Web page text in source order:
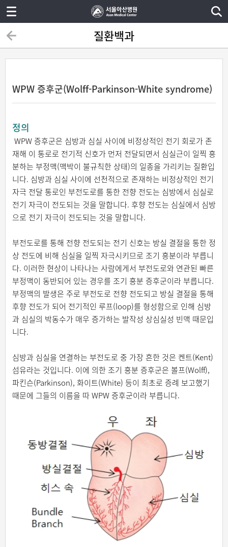
질환백과
WPW 증후군(Wolff-Parkinson-White syndrome)
정의
WPW 증후군은 심방과 심실 사이에 비정상적인 전기 회로가 존
재해 이 통로로 전기적 신호가 먼저 전달되면서 심실근이 일찍 흥
분하는 부정맥(맥박이 불규칙한 상태)의 일종을 가리키는 질환입
니다. 심방과 심실 사이에 선천적으로 존재하는 비정상적인 전기
자극 전달 통로인 부전도로를 통한 전향 전도는 심방에서 심실로
전기 자극이 전도되는 것을 말합니다. 후향 전도는 심실에서 심방
으로 전기 자극이 전도되는 것을 말합니다.
부전도로를 통해 전향 전도되는 전기 신호는 방실 결절을 통한 정
상 전도에 비해 심실을 일찍 자극시키므로 조기 흥분이라 부릅니
다. 이러한 현상이 나타나는 사람에게서 부전도로와 연관된 빠른
부정맥이 동반되어 있는 경우를 조기 흥분 증후군이라 부릅니다.
부정맥의 발생은 주로 부전도로 전향 전도되고 방실 결절을 통해
후향 전도가 되어 전기적인 루프(loop)를 형성함으로 인해 심방
과 심실의 박동수가 매우 증가하는 발작성 상심실성 빈맥 때문입
니다.
심방과 심실을 연결하는 부전도로 중 가장 흔한 것은 켄트(Kent)
섬유라는 것입니다. 이에 의한 조기 흥분 증후군은 볼프(Wolff),
파킨슨(Parkinson), 화이트(White) 등이 최초로 증례 보고했기
때문에 그들의 이름을 따 WPW 증후군이라 부릅니다.